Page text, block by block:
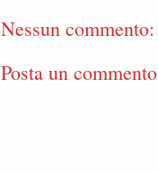
Nessun commento:
Posta un commento